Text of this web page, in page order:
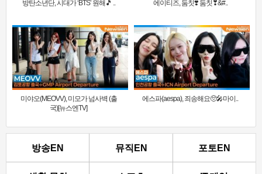
방탄소년단, 시대가 ‘BTS’ 원해🎵 .. 에이티즈, 둠칫❣️ 둠칫❣&#..
미야오(MEOVV), 미모가 넘사벽 (출
국)[뉴스엔TV]
에스파(aespa), 죄송해요🥺🎤마이..
방송EN 뮤직EN 포토EN